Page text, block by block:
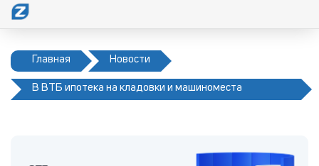
Главная Новости
В ВТБ ипотека на кладовки и машиноместа